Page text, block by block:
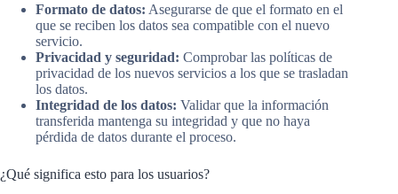
Formato de datos: Asegurarse de que el formato en el
que se reciben los datos sea compatible con el nuevo
servicio.
Privacidad y seguridad: Comprobar las políticas de
privacidad de los nuevos servicios a los que se trasladan
los datos.
Integridad de los datos: Validar que la información
transferida mantenga su integridad y que no haya
pérdida de datos durante el proceso.
¿Qué significa esto para los usuarios?